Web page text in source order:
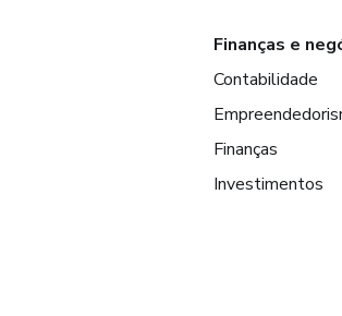
Finanças e
Contabilidade
Finanças
Investimentos